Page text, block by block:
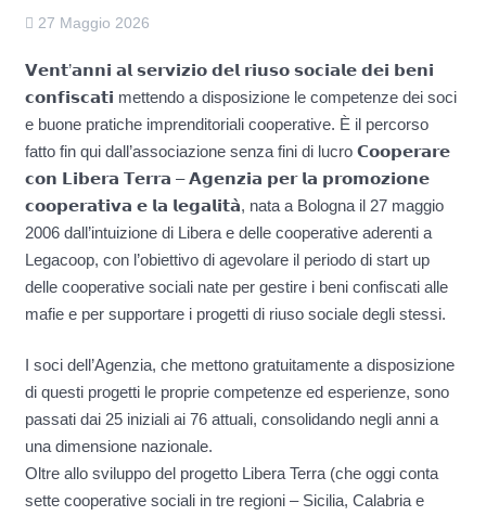
27 Maggio 2026
𝗩𝗲𝗻𝘁’𝗮𝗻𝗻𝗶 𝗮𝗹 𝘀𝗲𝗿𝘃𝗶𝘇𝗶𝗼 𝗱𝗲𝗹 𝗿𝗶𝘂𝘀𝗼 𝘀𝗼𝗰𝗶𝗮𝗹𝗲 𝗱𝗲𝗶 𝗯𝗲𝗻𝗶
𝗰𝗼𝗻𝗳𝗶𝘀𝗰𝗮𝘁𝗶 mettendo a disposizione le competenze dei soci
e buone pratiche imprenditoriali cooperative. È il percorso
fatto fin qui dall’associazione senza fini di lucro 𝗖𝗼𝗼𝗽𝗲𝗿𝗮𝗿𝗲
𝗰𝗼𝗻 𝗟𝗶𝗯𝗲𝗿𝗮 𝗧𝗲𝗿𝗿𝗮 – 𝗔𝗴𝗲𝗻𝘇𝗶𝗮 𝗽𝗲𝗿 𝗹𝗮 𝗽𝗿𝗼𝗺𝗼𝘇𝗶𝗼𝗻𝗲
𝗰𝗼𝗼𝗽𝗲𝗿𝗮𝘁𝗶𝘃𝗮 𝗲 𝗹𝗮 𝗹𝗲𝗴𝗮𝗹𝗶𝘁𝗮̀, nata a Bologna il 27 maggio
2006 dall’intuizione di Libera e delle cooperative aderenti a
Legacoop, con l’obiettivo di agevolare il periodo di start up
delle cooperative sociali nate per gestire i beni confiscati alle
mafie e per supportare i progetti di riuso sociale degli stessi.
I soci dell’Agenzia, che mettono gratuitamente a disposizione
di questi progetti le proprie competenze ed esperienze, sono
passati dai 25 iniziali ai 76 attuali, consolidando negli anni a
una dimensione nazionale.
Oltre allo sviluppo del progetto Libera Terra (che oggi conta
sette cooperative sociali in tre regioni – Sicilia, Calabria e